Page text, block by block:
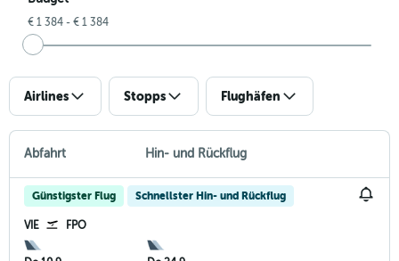
€ 1 384 - € 1 384
Airlines Stopps Flughäfen
Abfahrt Hin- und Rückflug
Günstigster Flug Schnellster Hin- und Rückflug
VIE FPO